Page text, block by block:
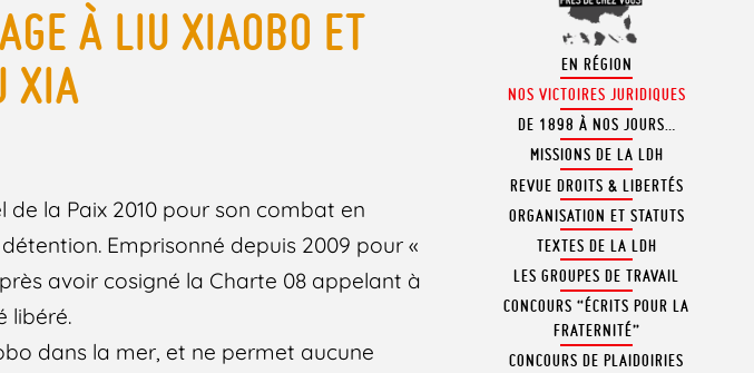
À LIU XIAOBO ET
XIA
de la Paix 2010 pour son combat en
Emprisonné depuis 2009 pour «
avoir cosigné la Charte 08 appelant à
libéré.
dans la mer, et ne permet aucune
EN RÉGION
NOS VICTOIRES JURIDIQUES
DE 1898 À NOS JOURS…
MISSIONS DE LA LDH
REVUE DROITS & LIBERTÉS
ORGANISATION ET STATUTS
TEXTES DE LA LDH
LES GROUPES DE TRAVAIL
CONCOURS “ÉCRITS POUR LA
FRATERNITÉ”
CONCOURS DE PLAIDOIRIES